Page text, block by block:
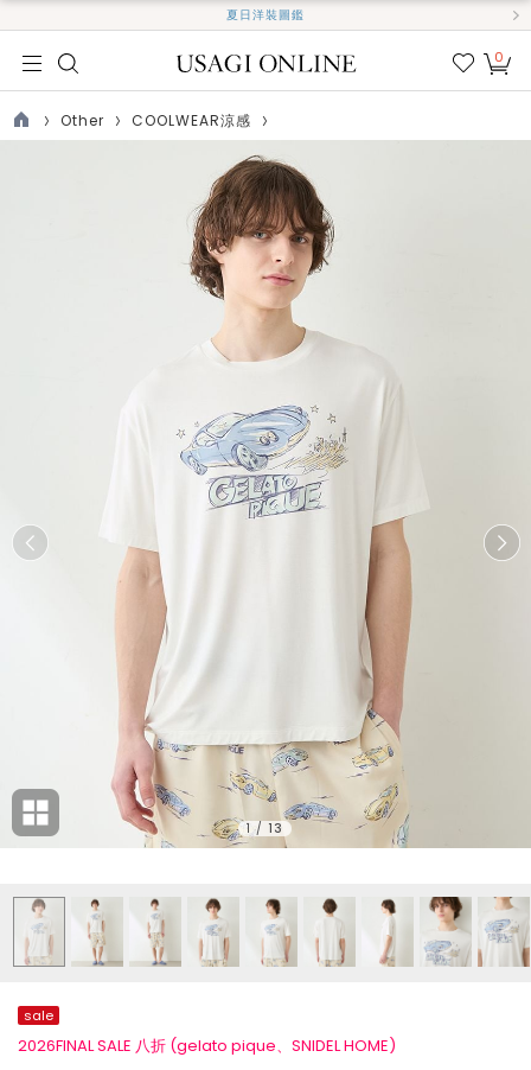
夏日洋裝圖鑑
我的
0
TOP
Other COOLWEAR涼感
1 / 13
sale
2026FINAL SALE 八折 (gelato pique、SNIDEL HOME)